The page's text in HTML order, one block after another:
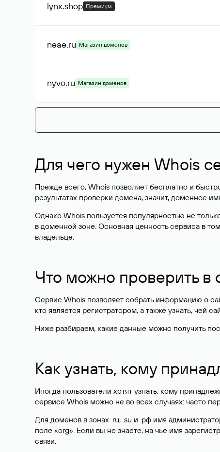
lynx.shop Премиум
neae.ru Магазин доменов
nyvo.ru Магазин доменов
Для чего нужен Whois
Прежде всего, Whois позволяет бесплатно и
результатах проверки домена, значит, доменное
Однако Whois пользуется популярностью не
в доменной зоне. Основная ценность сервиса в
владельце.
Что можно проверить
Сервис Whois позволяет собрать информацию о
кто является регистратором, а также узнать, чей
Ниже разбираем, какие данные можно получить
Как узнать, кому
Иногда пользователи хотят узнать, кому
сервисе Whois можно не во всех случаях: часто
Для доменов в зонах .ru, .su и .рф имя
поле «org». Если вы не знаете, на чье имя
связи.